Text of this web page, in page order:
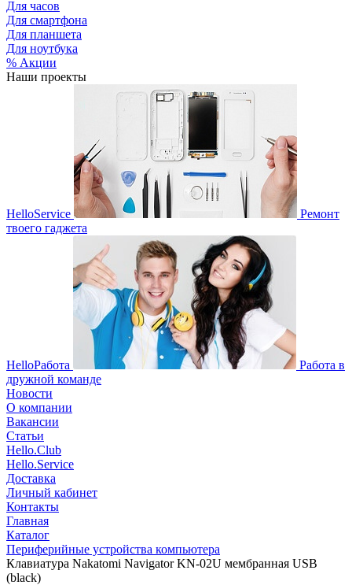
Для часов
Для смартфона
Для планшета
Для ноутбука
% Акции
Наши проекты
HelloService
Ремонт
твоего гаджета
HelloРабота
Работа в
дружной команде
Новости
О компании
Вакансии
Статьи
Hello.Club
Hello.Service
Доставка
Личный кабинет
Контакты
Главная
Каталог
Периферийные устройства компьютера
Клавиатура Nakatomi Navigator KN-02U мембранная USB
(black)